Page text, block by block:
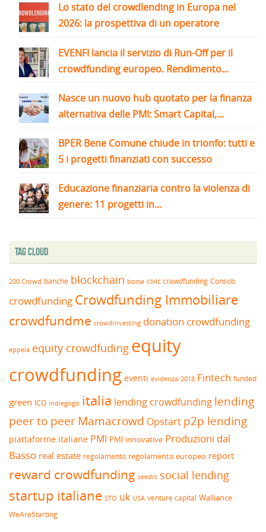
Lo stato del crowdlending in Europa nel
2026: la prospettiva di un operatore
EVENFI lancia il servizio di Run-Off per il
crowdfunding europeo. Rendimento...
Nasce un nuovo hub quotato per la finanza
alternativa delle PMI: Smart Capital,...
BPER Bene Comune chiude in trionfo: tutti e
5 i progetti finanziati con successo
Educazione finanziaria contro la violenza di
genere: 11 progetti in...
Tag Cloud
200 Crowd banche blockchain borsa civic crowdfunding Consob
crowdfunding Crowdfunding Immobiliare
crowdfundme crowdinvesting donation crowdfunding
eppela equity crowdfuding equity
crowdfunding eventi evidenza-2018 Fintech funded
green ICO indiegogo italia lending crowdfunding lending
peer to peerMamacrowd Opstart p2p lending
piattaforme italiane PMI PMI innovative Produzioni dal
Basso real estate regolamento regolamento europeo report
reward crowdfunding seedrs social lending
startup italiane STO uk USA venture capital Walliance
WeAreStarting